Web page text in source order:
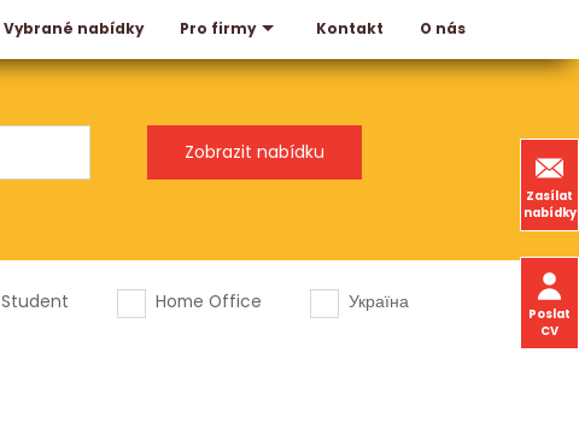
Vybrané nabídky Pro firmy Kontakt O nás
Zasílat
nabídky
Poslat
CV
Student Home Office
Україна